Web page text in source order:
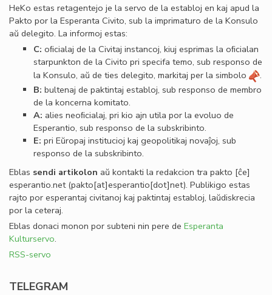
HeKo estas retagentejo je la servo de la establoj en kaj apud la
Pakto por la Esperanta Civito, sub la imprimaturo de la Konsulo
aŭ delegito. La informoj estas:
C: oﬁcialaj de la Civitaj instancoj, kiuj esprimas la oﬁcialan
starpunkton de la Civito pri specifa temo, sub responso de
la Konsulo, aŭ de ties delegito, markitaj per la simbolo
.
B: bultenaj de paktintaj establoj, sub responso de membro
de la koncerna komitato.
A: alies neoﬁcialaj, pri kio ajn utila por la evoluo de
Esperantio, sub responso de la subskribinto.
E: pri Eŭropaj institucioj kaj geopolitikaj novaĵoj, sub
responso de la subskribinto.
Eblas sendi artikolon aŭ kontakti la redakcion tra pakto [ĉe]
esperantio.net(pakto[at]esperantio[dot]net). Publikigo estas
rajto por esperantaj civitanoj kaj paktintaj establoj, laŭdiskrecia
por la ceteraj.
Eblas donaci monon por subteni nin pere de Esperanta
Kulturservo.
RSS-servo
TELEGRAM